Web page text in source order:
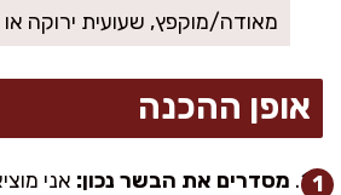
מאודה/מוקפץ, שעועית ירוקה
אופן ההכנה
מסדרים את הבשר נכון: אני